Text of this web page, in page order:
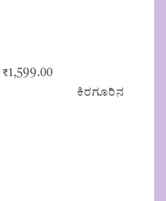
₹1,599.00
ಕಿರಗೂರಿನ